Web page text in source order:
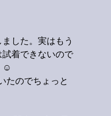
した。実はもう
着できないので
☺️
たのでちょっと